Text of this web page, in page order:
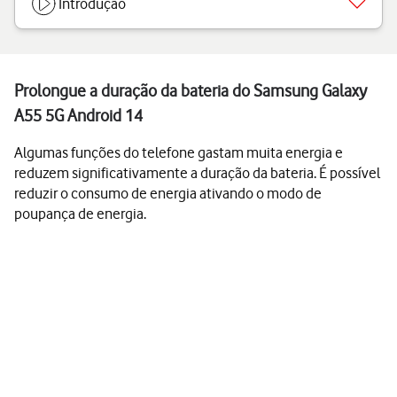
Introdução
Prolongue a duração da bateria do Samsung Galaxy
A55 5G Android 14
Algumas funções do telefone gastam muita energia e
reduzem significativamente a duração da bateria. É possível
reduzir o consumo de energia ativando o modo de
poupança de energia.